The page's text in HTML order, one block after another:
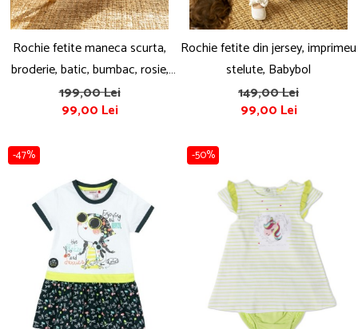
Rochie fetite maneca scurta,
broderie, batic, bumbac, rosie,
Babybol
199,00 Lei
99,00 Lei
Rochie fetite din jersey, imprimeu
stelute, Babybol
149,00 Lei
99,00 Lei
-47% -50%